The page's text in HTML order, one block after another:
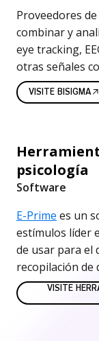
Proveedores
combinar y
eye tracking,
otras señales
VISITE BISIGMA
psicología
Software
E-Prime es un
estímulos líder
de usar para el
recopilación de
VISITE